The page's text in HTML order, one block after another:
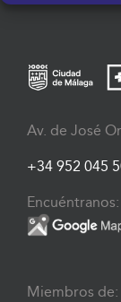
Av. de José
+34 952 045
Encuéntranos:
Miembros de: